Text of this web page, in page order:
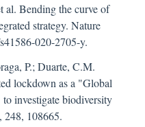
al. Bending the curve of
strategy. Nature
020-2705-y.
P.; Duarte, C.M.
lockdown as a "Global
investigate biodiversity
248, 108665.